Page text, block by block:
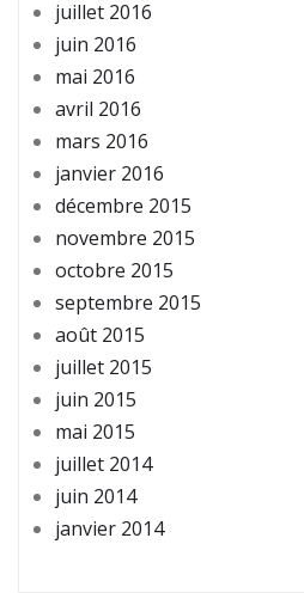
juillet 2016
juin 2016
mai 2016
avril 2016
mars 2016
janvier 2016
décembre 2015
novembre 2015
octobre 2015
septembre 2015
août 2015
juillet 2015
juin 2015
mai 2015
juillet 2014
juin 2014
janvier 2014